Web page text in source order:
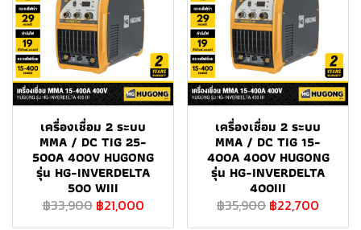
เครื่องเชื่อม 2 ระบบ
MMA / DC TIG 25-
500A 400V HUGONG
รุ่น HG-INVERDELTA
500 WIII
฿33,900 ฿21,000
เครื่องเชื่อม 2 ระบบ
MMA / DC TIG 15-
400A 400V HUGONG
รุ่น HG-INVERDELTA
400III
฿35,900 ฿22,700